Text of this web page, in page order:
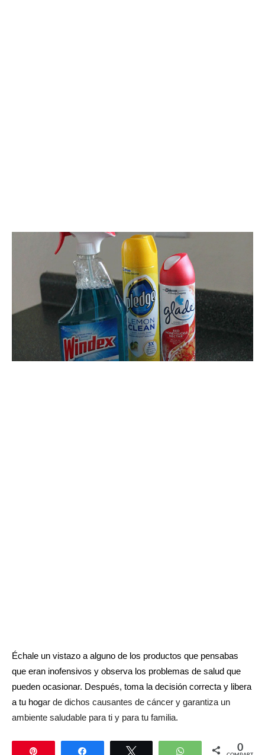
Échale un vistazo a alguno de los productos que pensabas
que eran inofensivos y observa los problemas de salud que
pueden ocasionar. Después, toma la decisión correcta y libera
a tu hogar de dichos causantes de cáncer y garantiza un
ambiente saludable para ti y para tu familia.
Compartir WhatsApp 0